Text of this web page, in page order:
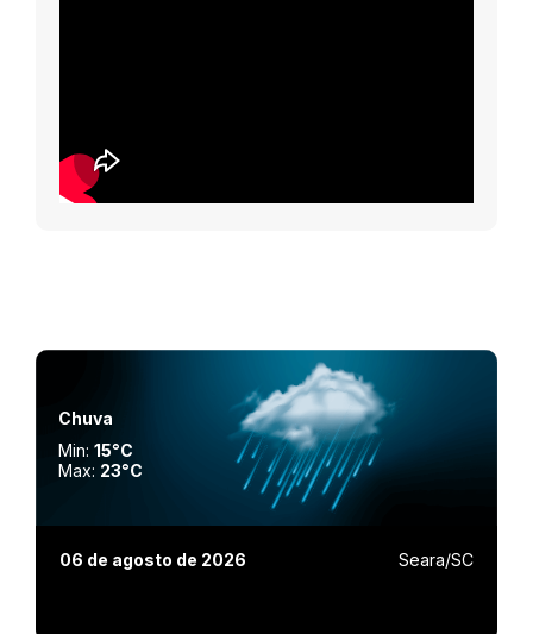
Chuva
Min:15°C
Max: 23°C
06 de agosto de 2026 Seara/SC